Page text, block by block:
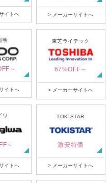
イトへ > メーカーサイトへ
明
～
イトへ
東芝ライテック
67%OFF～
> メーカーサイトへ
ワ
～
イトへ
TOKISTAR
激安特価
> メーカーサイトへ